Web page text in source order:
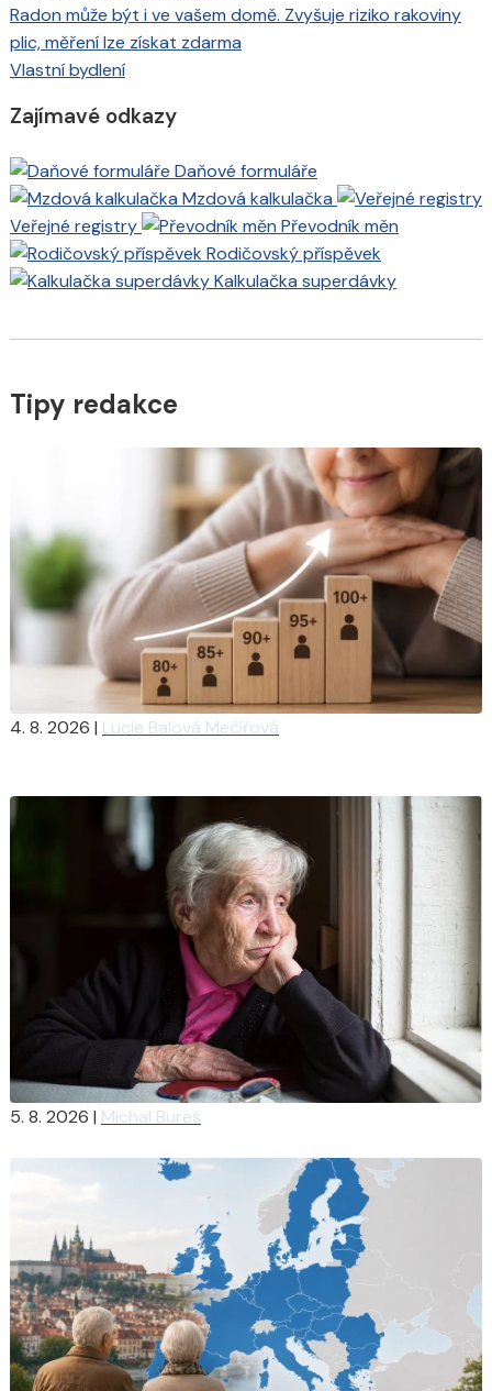
Radon může být i ve vašem domě. Zvyšuje riziko rakoviny
plic, měření lze získat zdarma
Vlastní bydlení
Zajímavé odkazy
Daňové formuláře
Mzdová kalkulačka
Veřejné registry
Převodník měn
Rodičovský příspěvek
Kalkulačka superdávky
Tipy redakce
4. 8. 2026 | Lucie Balová Mečířová
5. 8. 2026 | Michal Bureš